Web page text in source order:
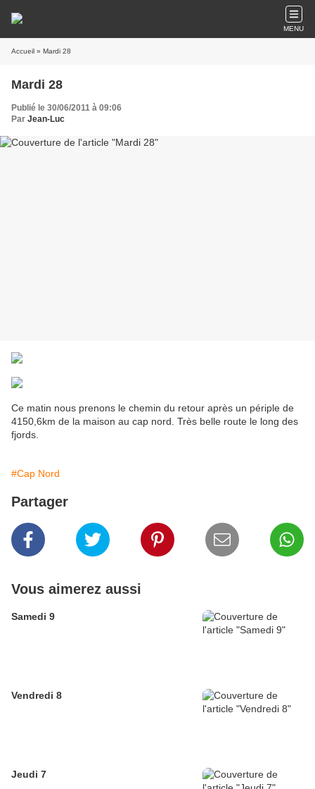
MENU
Accueil » Mardi 28
Mardi 28
Publié le 30/06/2011 à 09:06
Par Jean-Luc
Ce matin nous prenons le chemin du retour après un périple de
4150,6km de la maison au cap nord. Très belle route le long des
fjords.
#Cap Nord
Partager
Vous aimerez aussi
Samedi 9
Vendredi 8
Jeudi 7